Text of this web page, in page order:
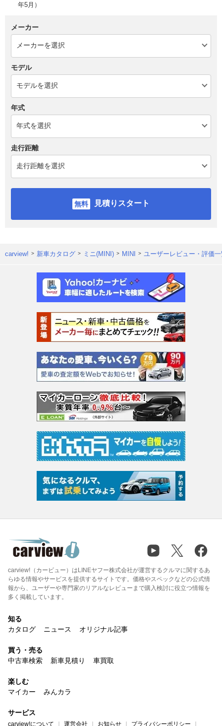
年5月）
メーカー
モデル
年式
走行距離
見積りスタート
carview! 新車カタログ ミニ(MINI) MINI ユーザーレビュー・評価
carview!（カービュー）はLINEヤフー株式会社が運営するクルマに関するあ
らゆる情報やサービスを提供するサイトです。価格やスペックなどの公式情
報から、ユーザーや専門家のリアルなレビューまで購入検討に役立つ情報を
多く掲載しています。
知る
カタログ
ニュース オリジナル記事
買う・売る
中古車検索
新車見積り 車買取
楽しむ
マイカー
みんカラ
サービス
carview!について 運営会社 お知らせ プライバシーポリシー